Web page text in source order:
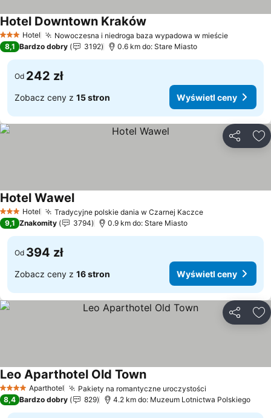
3 Kategoria
Hotel Nowoczesna i niedroga baza wypadowa w mieście
Hotel Downtown Kraków
8,1 Bardzo dobry 3192 0.6 km do: Stare Miasto
Od 242 zł
Zobacz ceny z 15 stron Wyświetl ceny
3 Kategoria
Hotel Tradycyjne polskie dania w Czarnej Kaczce
Hotel Wawel
9,1 Znakomity 3794 0.9 km do: Stare Miasto
Od 394 zł
Zobacz ceny z 16 stron Wyświetl ceny
4 KategoriaAparthotel Pakiety na romantyczne uroczystości
Leo Aparthotel Old Town
8,4 Bardzo dobry 829 4.2 km do: Muzeum Lotnictwa Polskiego